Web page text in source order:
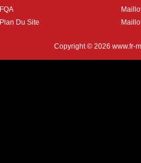
FQA
Plan Du Site
Copyright © 2026 www.fr-